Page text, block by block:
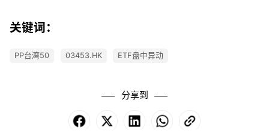
关键词：
PP台湾50 03453.HK ETF盘中异动
分享到
Facebook LinkedIn WhatsApp